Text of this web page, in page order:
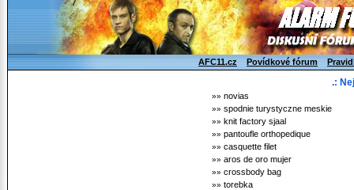
AFC11.cz Povídkové fórum
.:
»» novias
»» spodnie turystyczne meskie
»» knit factory sjaal
»» pantoufle orthopedique
»» casquette filet
»» aros de oro mujer
»» crossbody bag
»» torebka